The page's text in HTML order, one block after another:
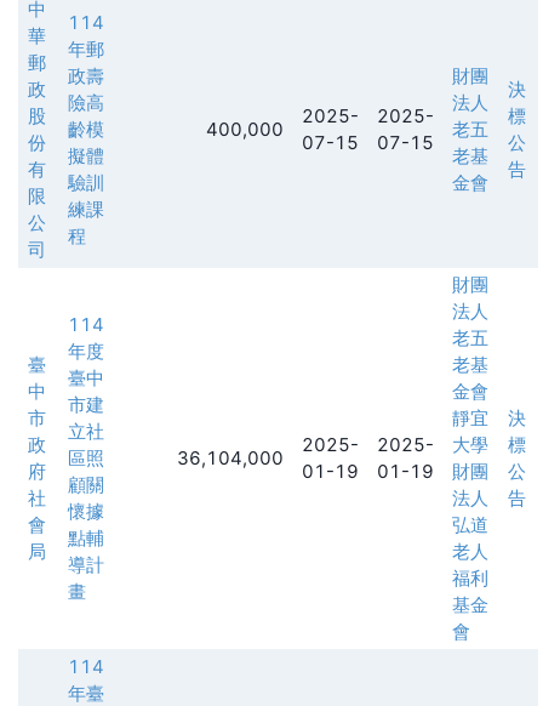
中
華
郵
政
股
份
有
限
公
司
114
年郵
政壽
險高
齡模
擬體
驗訓
練課
程
400,000
2025-
07-15
2025-
07-15
財團
法人
老五
老基
金會
決
標
公
告
臺
中
市
政
府
社
會
局
114
年度
臺中
市建
立社
區照
顧關
懷據
點輔
導計
畫
36,104,000
2025-
01-19
2025-
01-19
財團
法人
老五
老基
金會
靜宜
大學
財團
法人
弘道
老人
福利
基金
會
決
標
公
告
114
年臺